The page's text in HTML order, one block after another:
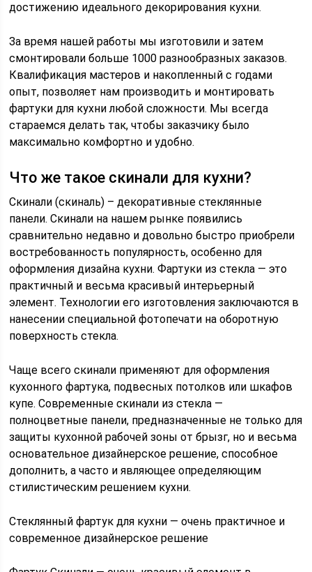
достижению идеального декорирования кухни.
За время нашей работы мы изготовили и затем
смонтировали больше 1000 разнообразных заказов.
Квалификация мастеров и накопленный с годами
опыт, позволяет нам производить и монтировать
фартуки для кухни любой сложности. Мы всегда
стараемся делать так, чтобы заказчику было
максимально комфортно и удобно.
Что же такое cкинали для кухни?
Скинали (скиналь) – декоративные стеклянные
панели. Скинали на нашем рынке появились
сравнительно недавно и довольно быстро приобрели
востребованность популярность, особенно для
оформления дизайна кухни. Фартуки из стекла — это
практичный и весьма красивый интерьерный
элемент. Технологии его изготовления заключаются в
нанесении специальной фотопечати на оборотную
поверхность стекла.
Чаще всего скинали применяют для оформления
кухонного фартука, подвесных потолков или шкафов
купе. Современные скинали из стекла —
полноцветные панели, предназначенные не только для
защиты кухонной рабочей зоны от брызг, но и весьма
основательное дизайнерское решение, способное
дополнить, а часто и являющее определяющим
стилистическим решением кухни.
Стеклянный фартук для кухни — очень практичное и
современное дизайнерское решение